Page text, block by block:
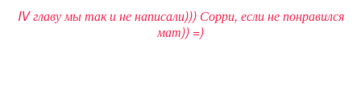
IV главу мы так и не написали))) Сорри, если не понравился
мат)) =)